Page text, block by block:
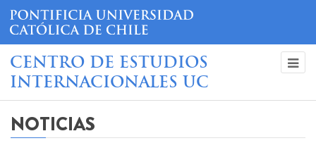
CENTRO DE ESTUDIOS
INTERNACIONALES UC
NOTICIAS